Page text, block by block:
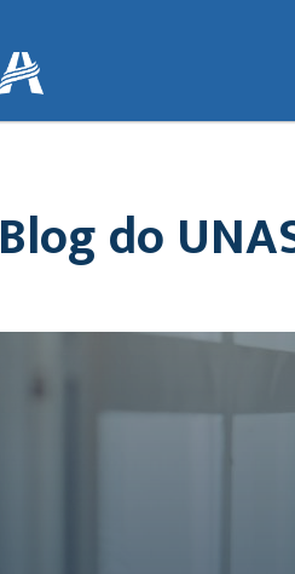
Blog do